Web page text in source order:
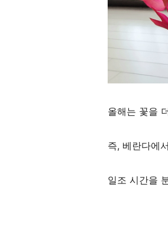
올해는 꽃을
즉, 베란다에
일조 시간을